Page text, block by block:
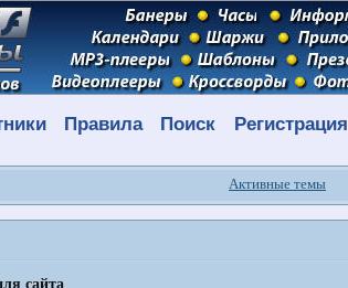
Правила Поиск Регистрация
Активные темы
сайта